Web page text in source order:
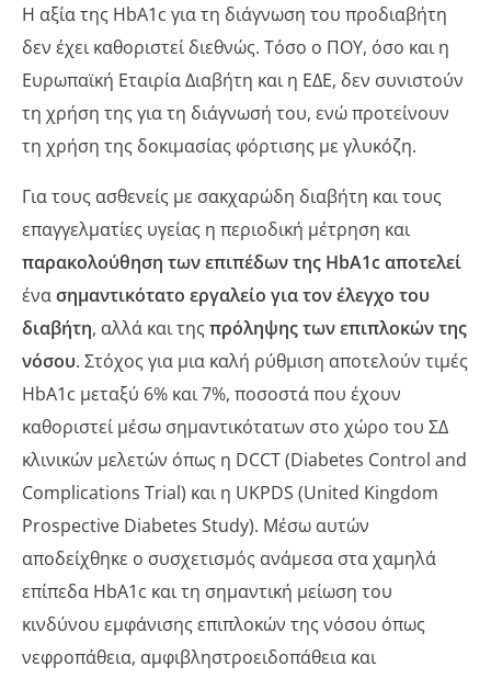
Η αξία της HbA1c για τη διάγνωση του προδιαβήτη
δεν έχει καθοριστεί διεθνώς. Τόσο ο ΠΟΥ, όσο και η
Ευρωπαϊκή Εταιρία Διαβήτη και η ΕΔΕ, δεν συνιστούν
τη χρήση της για τη διάγνωσή του, ενώ προτείνουν
τη χρήση της δοκιμασίας φόρτισης με γλυκόζη.
Για τους ασθενείς με σακχαρώδη διαβήτη και τους
επαγγελματίες υγείας η περιοδική μέτρηση και
παρακολούθηση των επιπέδων της HbA1c αποτελεί
ένασημαντικότατο εργαλείο για τον έλεγχο του
διαβήτη, αλλά και της πρόληψης των επιπλοκών της
νόσου. Στόχος για μια καλή ρύθμιση αποτελούν τιμές
HbA1c μεταξύ 6% και 7%, ποσοστά που έχουν
καθοριστεί μέσω σημαντικότατων στο χώρο του ΣΔ
κλινικών μελετών όπως η DCCT (Diabetes Control and
Complications Trial) και η UKPDS (United Kingdom
Prospective Diabetes Study). Μέσω αυτών
αποδείχθηκε ο συσχετισμός ανάμεσα στα χαμηλά
επίπεδα HbA1c και τη σημαντική μείωση του
κινδύνου εμφάνισης επιπλοκών της νόσου όπως
νεφροπάθεια, αμφιβληστροειδοπάθεια και